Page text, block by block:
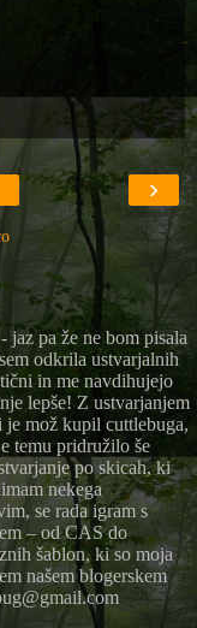
›
jaz pa že ne bom pisala
odkrila ustvarjalnih
in me navdihujejo
lepše! Z ustvarjanjem
je mož kupil cuttlebuga,
temu pridružilo še
po skicah, ki
nekega
se rada igram s
– od CAS do
šablon, ki so moja
našem blogerskem